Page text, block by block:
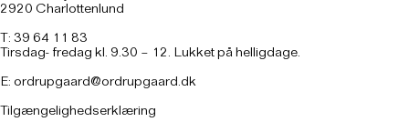
2920 Charlottenlund
T: 39 64 11 83
Tirsdag- fredag kl. 9.30 – 12. Lukket på helligdage.
E: ordrupgaard@ordrupgaard.dk
Tilgængelighedserklæring